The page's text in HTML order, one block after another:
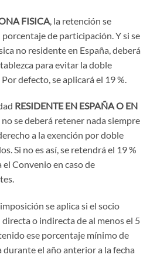
FISICA, la retención se
porcentaje de participación. Y si se
no residente en España, deberá
para evitar la doble
defecto, se aplicará el 19 %.
RESIDENTE EN ESPAÑA O EN
no se deberá retener nada siempre
a la exención por doble
Si no es así, se retendrá el 19 %
Convenio en caso de
se aplica si el socio
o indirecta de al menos el 5
ese porcentaje mínimo de
el año anterior a la fecha